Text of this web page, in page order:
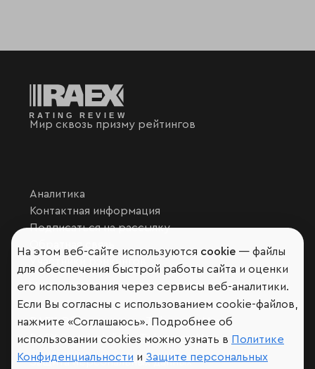
Мир сквозь призму рейтингов
Аналитика
Контактная информация
Подписаться на рассылку
Обратная связь
Участники рэнкингов
Мы в социальных сетях и мессенджерах
VK
RAEX Образование – Telegram,Max
RAEX Sustainability –Telegram,Max
Защита персональных данных
На этом веб-сайте используются cookie — файлы
для обеспечения быстрой работы сайта и оценки
его использования через сервисы веб-аналитики.
Если Вы согласны с использованием cookie-файлов,
нажмите «Соглашаюсь». Подробнее об
использовании cookies можно узнать в Политике
Конфиденциальности и Защите персональных